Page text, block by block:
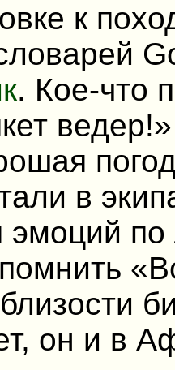
к
. Кое-что
в
эмоций
он и в